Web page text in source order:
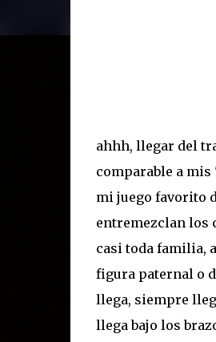
ahhh, llegar del
comparable a mis
mi juego favorito
entremezclan los
casi toda familia,
figura paternal o
llega, siempre
llega bajo los